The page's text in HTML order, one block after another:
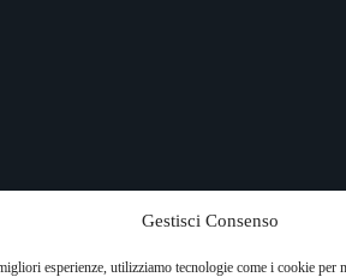
Gestisci Consenso
esperienze, utilizziamo tecnologie come i cookie per